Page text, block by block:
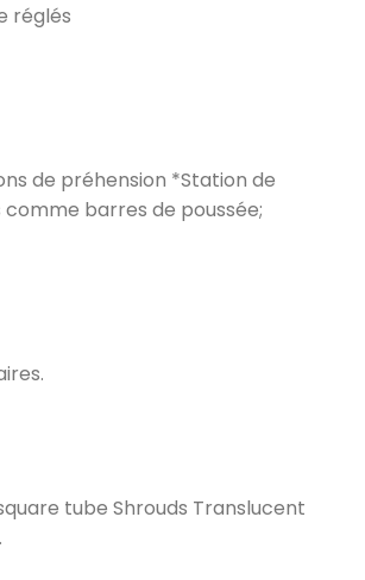
réglés
de préhension *Station de
barres de poussée;
tube Shrouds Translucent